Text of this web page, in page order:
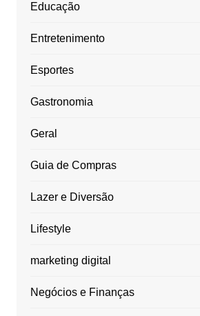
Educação
Entretenimento
Esportes
Gastronomia
Geral
Guia de Compras
Lazer e Diversão
Lifestyle
marketing digital
Negócios e Finanças